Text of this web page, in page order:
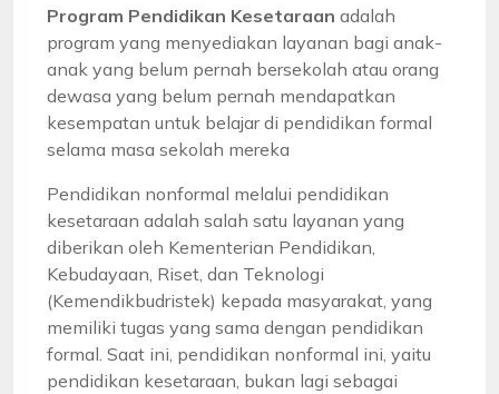
Program Pendidikan Kesetaraan adalah
program yang menyediakan layanan bagi anak-
anak yang belum pernah bersekolah atau orang
dewasa yang belum pernah mendapatkan
kesempatan untuk belajar di pendidikan formal
selama masa sekolah mereka
Pendidikan nonformal melalui pendidikan
kesetaraan adalah salah satu layanan yang
diberikan oleh Kementerian Pendidikan,
Kebudayaan, Riset, dan Teknologi
(Kemendikbudristek) kepada masyarakat, yang
memiliki tugas yang sama dengan pendidikan
formal. Saat ini, pendidikan nonformal ini, yaitu
pendidikan kesetaraan, bukan lagi sebagai